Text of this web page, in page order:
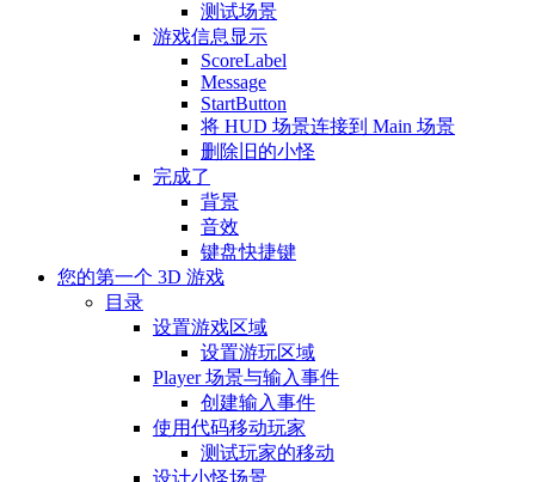
测试场景
游戏信息显示
ScoreLabel
Message
StartButton
将 HUD 场景连接到 Main 场景
删除旧的小怪
完成了
背景
音效
键盘快捷键
您的第一个 3D 游戏
目录
设置游戏区域
设置游玩区域
Player 场景与输入事件
创建输入事件
使用代码移动玩家
测试玩家的移动
设计小怪场景